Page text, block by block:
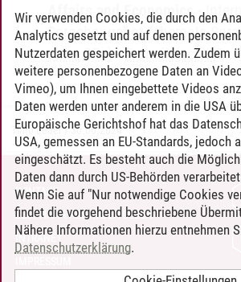
Affairs and Economics-
Sprachangebot (ehemals
ohne CPs)-Französisch A2
Timo Leder/30.06.2024
KONTAKT
LEUPHANA ALS ARBEITGEBER
INTRANET
Wir verwenden Cookies, die durch den
Analytics gesetzt und auf denen
Nutzerdaten gespeichert werden. Zudem
weitere personenbezogene Daten an
Vimeo), um Ihnen eingebettete Videos
Daten werden unter anderem in die USA
Europäische Gerichtshof hat das
USA, gemessen an EU-Standards, jedoch
eingeschätzt. Es besteht auch die
Daten dann durch US-Behörden
Wenn Sie auf "Nur notwendige Cookies
findet die vorgehend beschriebene
Nähere Informationen hierzu entnehmen
Datenschutzerklärung.